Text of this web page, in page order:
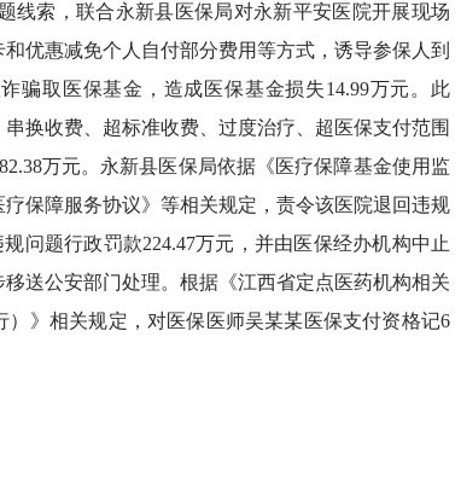
线索，联合永新县医保局对永新平安医院开展现场
优惠减免个人自付部分费用等方式，诱导参保人到
骗取医保基金，造成医保基金损失14.99万元。此
换收费、超标准收费、过度治疗、超医保支付范围
万元。永新县医保局依据《医疗保障基金使用监
保障服务协议》等相关规定，责令该医院退回违规
问题行政罚款224.47万元，并由医保经办机构中止
送公安部门处理。根据《江西省定点医药机构相关
）》相关规定，对医保医师吴某某医保支付资格记6